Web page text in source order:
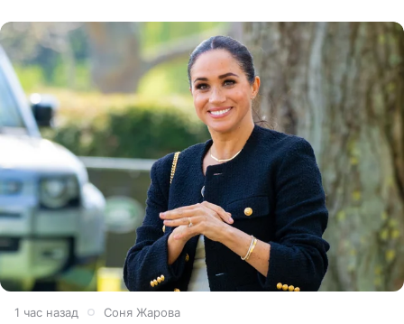
1 час назад Соня Жарова